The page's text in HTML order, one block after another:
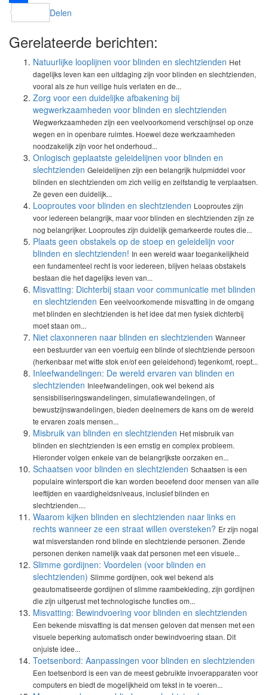
Delen
Gerelateerde berichten:
Natuurlijke looplijnen voor blinden en slechtzienden Het
dagelijks leven kan een uitdaging zijn voor blinden en slechtzienden,
vooral als ze hun veilige huis verlaten en de...
Zorg voor een duidelijke afbakening bij
wegwerkzaamheden voor blinden en slechtzienden
Wegwerkzaamheden zijn een veelvoorkomend verschijnsel op onze
wegen en in openbare ruimtes. Hoewel deze werkzaamheden
noodzakelijk zijn voor het onderhoud...
Onlogisch geplaatste geleidelijnen voor blinden en
slechtzienden Geleidelijnen zijn een belangrijk hulpmiddel voor
blinden en slechtzienden om zich veilig en zelfstandig te verplaatsen.
Ze geven een duidelijk...
Looproutes voor blinden en slechtzienden Looproutes zijn
voor iedereen belangrijk, maar voor blinden en slechtzienden zijn ze
nog belangrijker. Looproutes zijn duidelijk gemarkeerde routes die...
Plaats geen obstakels op de stoep en geleidelijn voor
blinden en slechtzienden! In een wereld waar toegankelijkheid
een fundamenteel recht is voor iedereen, blijven helaas obstakels
bestaan die het dagelijks leven van...
Misvatting: Dichterbij staan voor communicatie met blinden
en slechtzienden Een veelvoorkomende misvatting in de omgang
met blinden en slechtzienden is het idee dat men fysiek dichterbij
moet staan om...
Niet claxonneren naar blinden en slechtzienden Wanneer
een bestuurder van een voertuig een blinde of slechtziende persoon
(herkenbaar met witte stok en/of een geleidehond) tegenkomt, roept...
Inleefwandelingen: De wereld ervaren van blinden en
slechtzienden Inleefwandelingen, ook wel bekend als
sensisbiliseringswandelingen, simulatiewandelingen, of
bewustzijnswandelingen, bieden deelnemers de kans om de wereld
te ervaren zoals mensen...
Misbruik van blinden en slechtzienden Het misbruik van
blinden en slechtzienden is een ernstig en complex probleem.
Hieronder volgen enkele van de belangrijkste oorzaken en...
Schaatsen voor blinden en slechtzienden Schaatsen is een
populaire wintersport die kan worden beoefend door mensen van alle
leeftijden en vaardigheidsniveaus, inclusief blinden en
slechtzienden....
Waarom kijken blinden en slechtzienden naar links en
rechts wanneer ze een straat willen oversteken? Er zijn nogal
wat misverstanden rond blinde en slechtziende personen. Ziende
personen denken namelijk vaak dat personen met een visuele...
Slimme gordijnen: Voordelen (voor blinden en
slechtzienden) Slimme gordijnen, ook wel bekend als
geautomatiseerde gordijnen of slimme raambekleding, zijn gordijnen
die zijn uitgerust met technologische functies om...
Misvatting: Bewindvoering voor blinden en slechtzienden
Een bekende misvatting is dat mensen geloven dat mensen met een
visuele beperking automatisch onder bewindvoering staan. Dit
onjuiste idee...
Toetsenbord: Aanpassingen voor blinden en slechtzienden
Een toetsenbord is een van de meest gebruikte invoerapparaten voor
computers en biedt de mogelijkheid om tekst in te voeren...